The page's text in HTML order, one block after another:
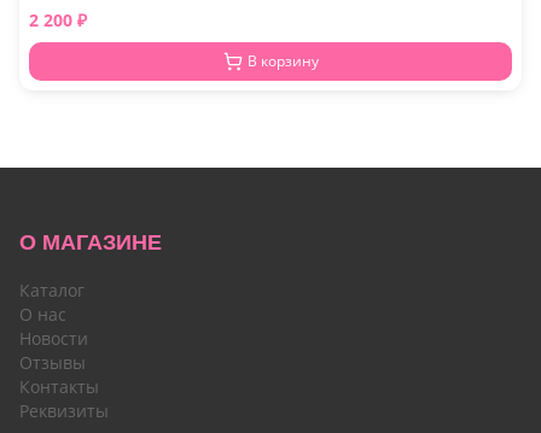
2 200 ₽
В корзину
О МАГАЗИНЕ
Каталог
О нас
Новости
Отзывы
Контакты
Реквизиты